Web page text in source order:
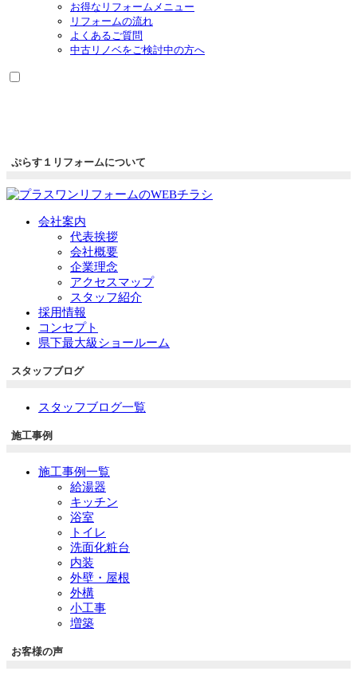
お得なリフォームメニュー
リフォームの流れ
よくあるご質問
中古リノベをご検討中の方へ
ぷらす１リフォームについて
会社案内
代表挨拶
会社概要
企業理念
アクセスマップ
スタッフ紹介
採用情報
コンセプト
県下最大級ショールーム
スタッフブログ
スタッフブログ一覧
施工事例
施工事例一覧
給湯器
キッチン
浴室
トイレ
洗面化粧台
内装
外壁・屋根
外構
小工事
増築
お客様の声